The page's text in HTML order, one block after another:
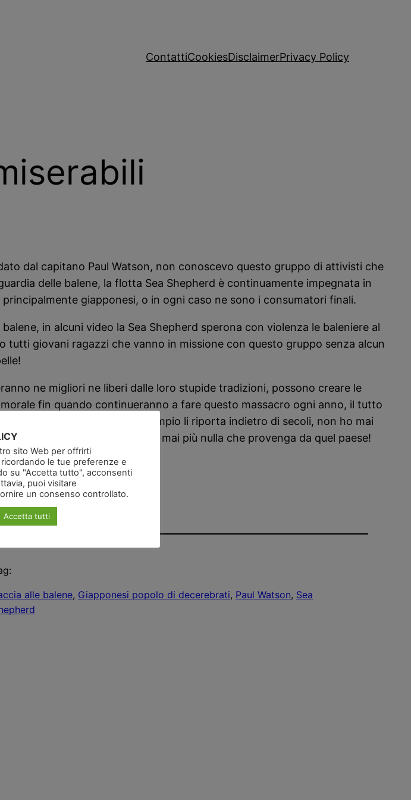
ContattiCookiesDisclaimerPrivacy Policy
dal capitano Paul Watson, non conoscevo questo gruppo di attivisti che
delle balene, la flotta Sea Shepherd è continuamente impegnata in
giapponesi, o in ogni caso ne sono i consumatori finali.
in alcuni video la Sea Shepherd sperona con violenza le baleniere al
tutti giovani ragazzi che vanno in missione con questo gruppo senza alcun
ne migliori ne liberi dalle loro stupide tradizioni, possono creare le
fin quando continueranno a fare questo massacro ogni anno, il tutto
evoluti questo scempio li riporta indietro di secoli, non ho mai
sulle balle, non comprerò mai più nulla che provenga da quel paese!
alle balene, Giapponesi popolo di decerebrati, Paul Watson, Sea
sito Web per offrirti
le tue preferenze e
su "Accetta tutto", acconsenti
puoi visitare
un consenso controllato.
Accetta tutti